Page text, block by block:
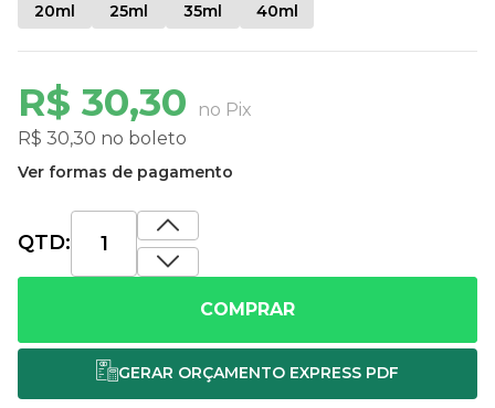
R$ 30,30
no Pix
R$ 30,30 no boleto
Ver formas de pagamento
20ml 25ml 35ml 40ml
QTD:
COMPRAR